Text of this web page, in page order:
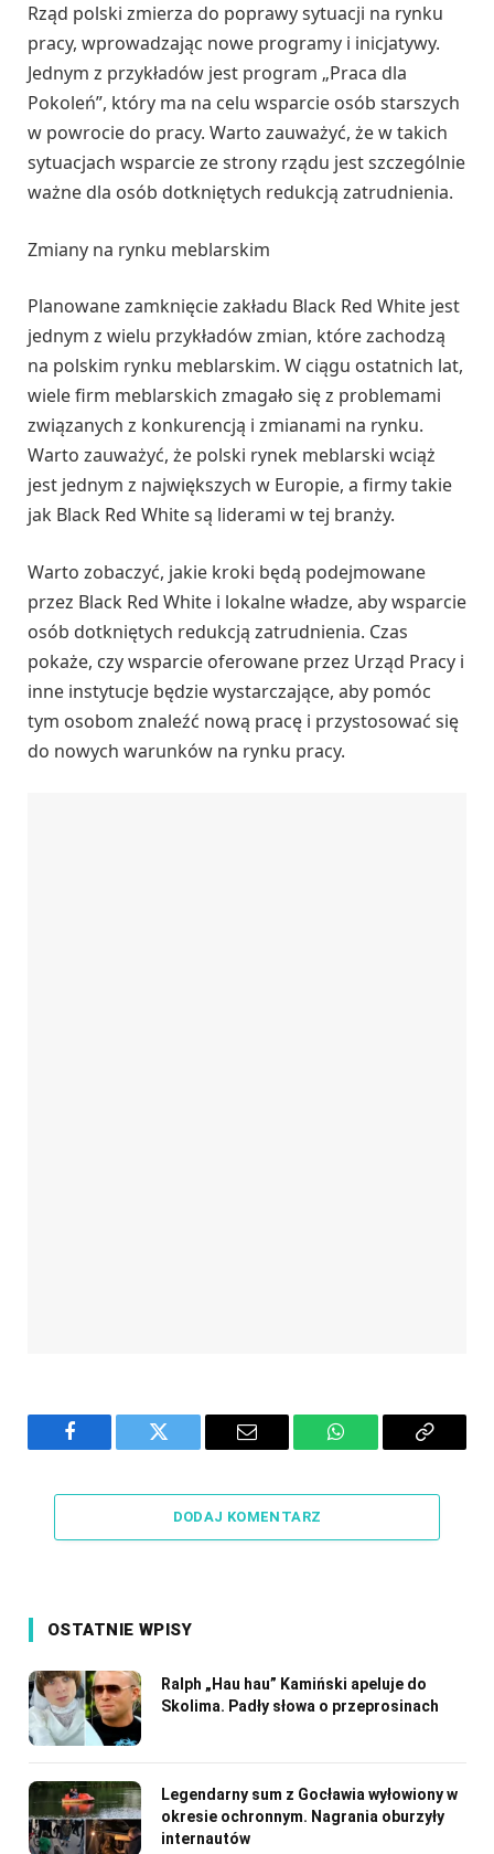
Rząd polski zmierza do poprawy sytuacji na rynku
pracy, wprowadzając nowe programy i inicjatywy.
Jednym z przykładów jest program „Praca dla
Pokoleń”, który ma na celu wsparcie osób starszych
w powrocie do pracy. Warto zauważyć, że w takich
sytuacjach wsparcie ze strony rządu jest szczególnie
ważne dla osób dotkniętych redukcją zatrudnienia.
Zmiany na rynku meblarskim
Planowane zamknięcie zakładu Black Red White jest
jednym z wielu przykładów zmian, które zachodzą
na polskim rynku meblarskim. W ciągu ostatnich lat,
wiele firm meblarskich zmagało się z problemami
związanych z konkurencją i zmianami na rynku.
Warto zauważyć, że polski rynek meblarski wciąż
jest jednym z największych w Europie, a firmy takie
jak Black Red White są liderami w tej branży.
Warto zobaczyć, jakie kroki będą podejmowane
przez Black Red White i lokalne władze, aby wsparcie
osób dotkniętych redukcją zatrudnienia. Czas
pokaże, czy wsparcie oferowane przez Urząd Pracy i
inne instytucje będzie wystarczające, aby pomóc
tym osobom znaleźć nową pracę i przystosować się
do nowych warunków na rynku pracy.
Facebook Twitter Email WhatsAppCopy
DODAJ KOMENTARZ
OSTATNIE WPISY
Ralph „Hau hau” Kamiński apeluje do
Skolima. Padły słowa o przeprosinach
Legendarny sum z Gocławia wyłowiony w
okresie ochronnym. Nagrania oburzyły
internautów